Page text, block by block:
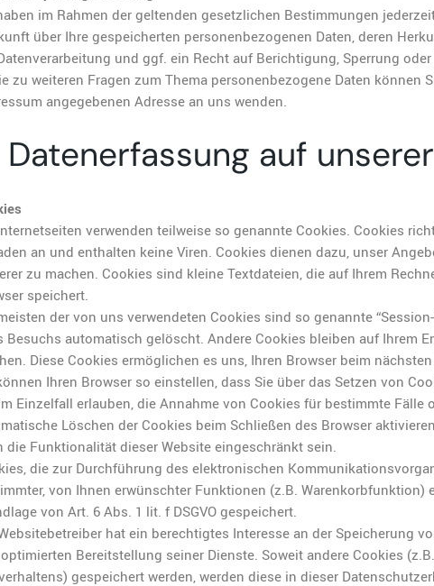
im Rahmen der geltenden gesetzlichen Bestimmungen
über Ihre gespeicherten personenbezogenen Daten, deren
und ggf. ein Recht auf Berichtigung, Sperrung
zu weiteren Fragen zum Thema personenbezogene Daten können
angegebenen Adresse an uns wenden.
Datenerfassung auf
verwenden teilweise so genannte Cookies. Cookies
an und enthalten keine Viren. Cookies dienen dazu, unser
zu machen. Cookies sind kleine Textdateien, die auf Ihrem
speichert.
der von uns verwendeten Cookies sind so genannte
Besuchs automatisch gelöscht. Andere Cookies bleiben auf Ihrem
Diese Cookies ermöglichen es uns, Ihren Browser beim
Ihren Browser so einstellen, dass Sie über das Setzen von
Einzelfall erlauben, die Annahme von Cookies für bestimmte Fälle
Löschen der Cookies beim Schließen des Browser
die Funktionalität dieser Website eingeschränkt sein.
die zur Durchführung des elektronischen
von Ihnen erwünschter Funktionen (z.B. Warenkorbfunktion)
von Art. 6 Abs. 1 lit. f DSGVO gespeichert.
hat ein berechtigtes Interesse an der Speicherung
Bereitstellung seiner Dienste. Soweit andere Cookies
gespeichert werden, werden diese in dieser